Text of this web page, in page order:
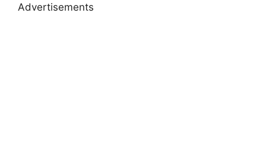
Advertisements